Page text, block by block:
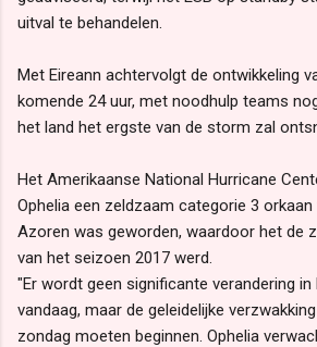
uitval te behandelen.
Met Eireann achtervolgt de ontwikkeling
komende 24 uur, met noodhulp teams
het land het ergste van de storm zal
Het Amerikaanse National Hurricane
Ophelia een zeldzaam categorie 3
Azoren was geworden, waardoor het de
van het seizoen 2017 werd.
"Er wordt geen significante verandering
vandaag, maar de geleidelijke
zondag moeten beginnen. Ophelia